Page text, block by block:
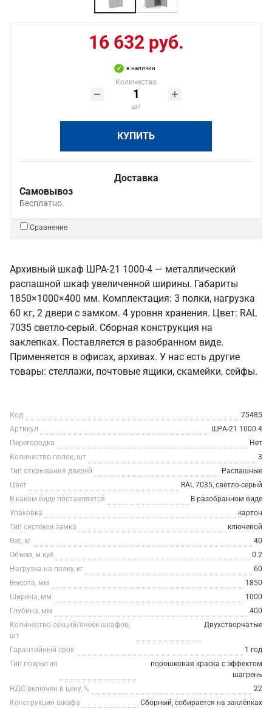
16 632 руб.
в наличии
Количество
шт
КУПИТЬ
Доставка
Самовывоз
Бесплатно.
Сравнение
Архивный шкаф ШРА-21 1000-4 — металлический
распашной шкаф увеличенной ширины. Габариты
1850×1000×400 мм. Комплектация: 3 полки, нагрузка
60 кг, 2 двери с замком. 4 уровня хранения. Цвет: RAL
7035 светло-серый. Сборная конструкция на
заклепках. Поставляется в разобранном виде.
Применяется в офисах, архивах. У нас есть другие
товары: стеллажи, почтовые ящики, скамейки, сейфы.
Код
75485
Артикул
ШРА-21 1000.4
Перегородка
Нет
Количество полок, шт
3
Тип открывания дверей
Распашные
Цвет
RAL 7035, светло-серый
В каком виде поставляется
В разобранном виде
Упаковка
картон
Тип системы замка
ключевой
Вес, кг
40
Объем, м.куб
0.2
Нагрузка на полку, кг
60
Высота, мм
1850
Ширина, мм
1000
Глубина, мм
400
Количество секций/ячеек шкафов,
шт
Двухстворчатые
Гарантийный срок
1 год
Тип покрытия
порошковая краска с эффектом
шагрень
НДС включен в цену, %
22
Конструкция шкафа
Сборный, собирается на заклёпках